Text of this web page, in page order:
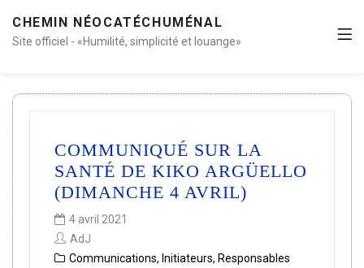
CHEMIN NÉOCATÉCHUMÉNAL
Site officiel - «Humilité, simplicité et louange»
COMMUNIQUÉ SUR LA
SANTÉ DE KIKO ARGÜELLO
(DIMANCHE 4 AVRIL)
4 avril 2021
AdJ
Communications, Initiateurs, Responsables